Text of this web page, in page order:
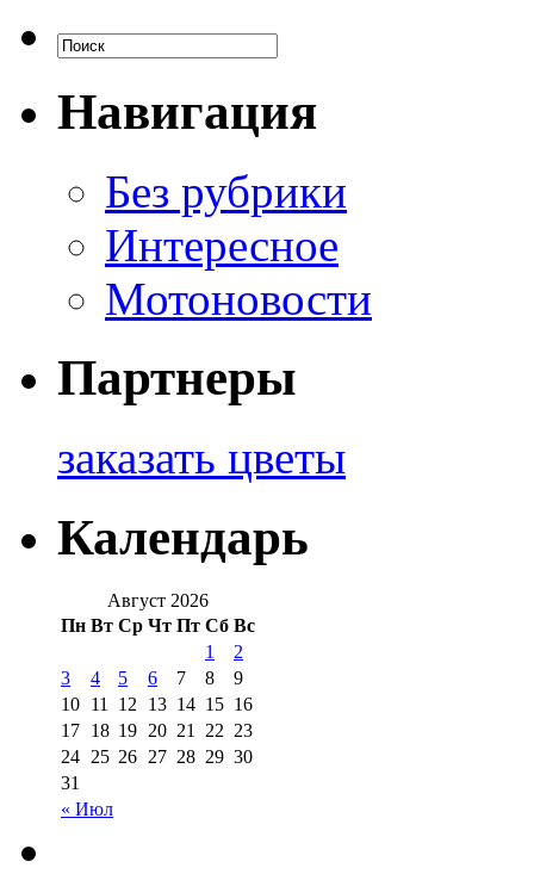
Навигация
Без рубрики
Интересное
Мотоновости
Партнеры
заказать цветы
Календарь
Август 2026
Пн Вт Ср Чт Пт Сб Вс
« Июл
1
2
3
4 5 6 7 8
9
10 11 12 13 14 15 16
17 18 19 20 21 22 23
24 25 26 27 28 29 30
31